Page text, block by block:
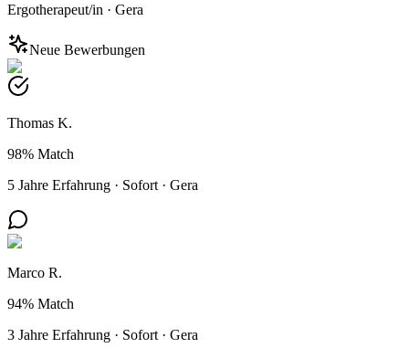
Ergotherapeut/in · Gera
Neue Bewerbungen
Thomas K.
98% Match
5 Jahre Erfahrung · Sofort · Gera
Marco R.
94% Match
3 Jahre Erfahrung · Sofort · Gera